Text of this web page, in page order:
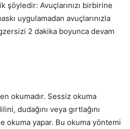
şöyledir: Avuçlarınızı birbirine
uygulamadan avuçlarınızla
2 dakika boyunca devam
okumadır. Sessiz okuma
dudağını veya gırtlağını
okuma yapar. Bu okuma yöntemi